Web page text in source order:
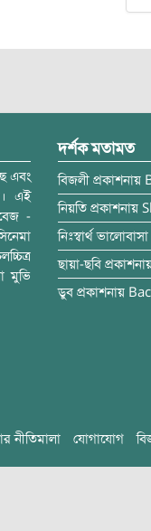
এবং
এই
-
মুভি
দর্শক মতামত
বিজলী প্রকাশনায়
নিয়তি প্রকাশনায়
নিঃস্বার্থ ভালোবাসা
ছায়া-ছবি
ডুব প্রকাশনায়
নীতিমালা যোগাযোগ